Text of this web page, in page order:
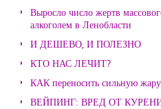
Выросло число жертв
алкоголем в Ленобласти
И ДЕШЕВО, И ПОЛЕЗНО
КТО НАС ЛЕЧИТ?
КАК переносить сильную
ВЕЙПИНГ: ВРЕД ОТ